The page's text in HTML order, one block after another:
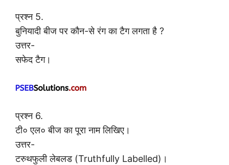
प्रश्न 5.
बुनियादी बीज पर कौन-से रंग का टैग लगता है ?
उत्तर-
सफेद टैग।
प्रश्न 6.
टी० एल० बीज का पूरा नाम लिखिए।
उत्तर-
टरुथफुली लेबलड (Truthfully Labelled)।